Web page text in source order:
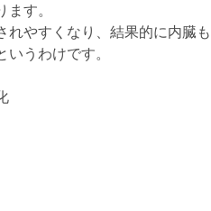
す。
れやすくなり、結果的に内臓も
うわけです。